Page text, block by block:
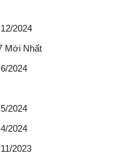
2024
Mới Nhất
2024
2024
2024
2023